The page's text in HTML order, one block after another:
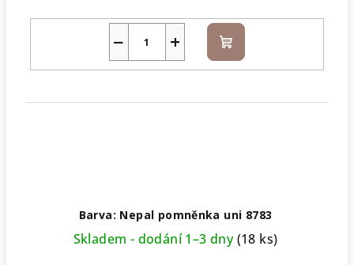
+
− Do
košíku
Barva: Nepal pomněnka uni 8783
Skladem - dodání 1–3 dny(18 ks)